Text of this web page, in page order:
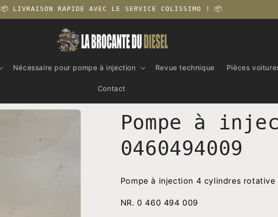
📦 LIVRAISON RAPIDE AVEC LE SERVICE COLISSIMO ! 📦
Nécessaire pour pompe à injection Revue technique Pièces
Contact
Pompe à
0460494009
Pompe à injection 4 cylindres rotative
NR. 0 460 494 009